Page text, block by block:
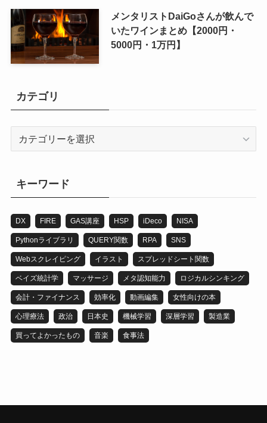
メンタリストDaiGoさんが飲んで
いたワインまとめ【2000円・
5000円・1万円】
カテゴリ
キーワード
DX FIRE GAS講座 HSP iDeco NISA
Pythonライブラリ QUERY関数 RPA SNS
Webスクレイピング イラスト スプレッドシート関数
ベイズ統計学 マッサージ メタ認知能力 ロジカルシンキング
会計・ファイナンス 効率化 動画編集 女性向けの本
心理療法 政治 日本史 機械学習 深層学習 製造業
買ってよかったもの 音楽 食事法